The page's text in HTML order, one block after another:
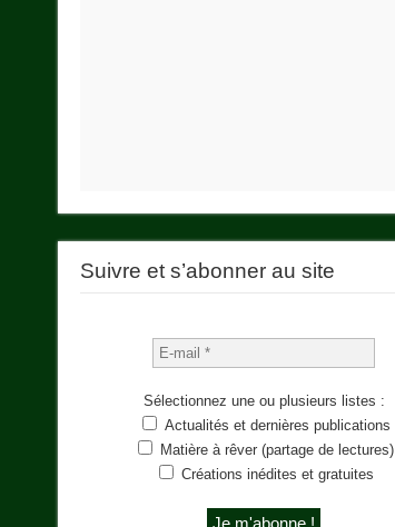
Suivre et s’abonner au site
Sélectionnez une ou plusieurs listes :
Actualités et dernières publications
Matière à rêver (partage de lectures)
Créations inédites et gratuites